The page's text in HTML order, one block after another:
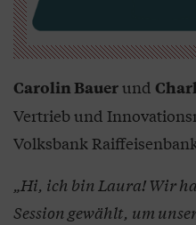
Carolin Bauerund
Vertrieb und
Volksbank
„Hi, ich bin Laura! Wir
Session gewählt, um